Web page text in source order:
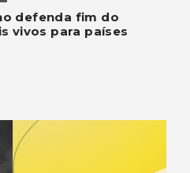
defenda fim do
vivos para países